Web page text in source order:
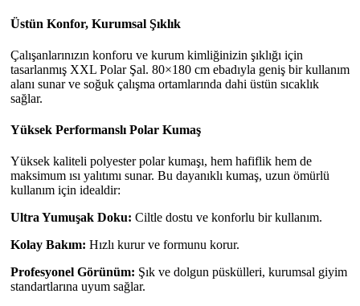
Üstün Konfor, Kurumsal Şıklık
Çalışanlarınızın konforu ve kurum kimliğinizin şıklığı için
tasarlanmış XXL Polar Şal. 80×180 cm ebadıyla geniş bir kullanım
alanı sunar ve soğuk çalışma ortamlarında dahi üstün sıcaklık
sağlar.
Yüksek Performanslı Polar Kumaş
Yüksek kaliteli polyester polar kumaşı, hem hafiflik hem de
maksimum ısı yalıtımı sunar. Bu dayanıklı kumaş, uzun ömürlü
kullanım için idealdir:
Ultra Yumuşak Doku: Ciltle dostu ve konforlu bir kullanım.
Kolay Bakım: Hızlı kurur ve formunu korur.
Profesyonel Görünüm: Şık ve dolgun püskülleri, kurumsal giyim
standartlarına uyum sağlar.